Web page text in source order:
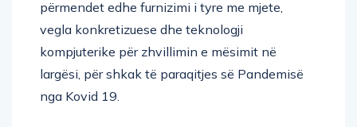
përmendet edhe furnizimi i tyre me mjete,
vegla konkretizuese dhe teknologji
kompjuterike për zhvillimin e mësimit në
largësi, për shkak të paraqitjes së Pandemisë
nga Kovid 19.